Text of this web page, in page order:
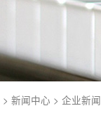
> 新闻中心 > 企业新闻